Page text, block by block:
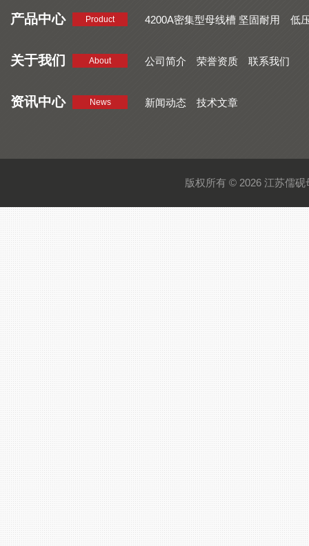
产品中心 Product 4200A密集型母线槽 坚固耐用
低
关于我们 About 公司简介 荣誉资质 联系我们
资讯中心 News 新闻动态 技术文章
版权所有 © 2026 江苏儒